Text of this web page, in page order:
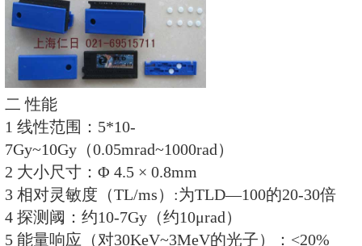
织，是理想的环境和个人辐射探测
辐射场下作剂量监测，优于其他探